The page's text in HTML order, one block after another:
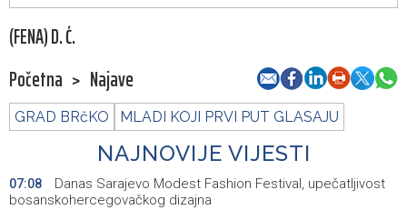
(FENA) D. Ć.
Početna > Najave
GRAD BRčKO MLADI KOJI PRVI PUT GLASAJU
NAJNOVIJE VIJESTI
07:08
Danas Sarajevo Modest Fashion Festival, upečatljivost
bosanskohercegovačkog dizajna